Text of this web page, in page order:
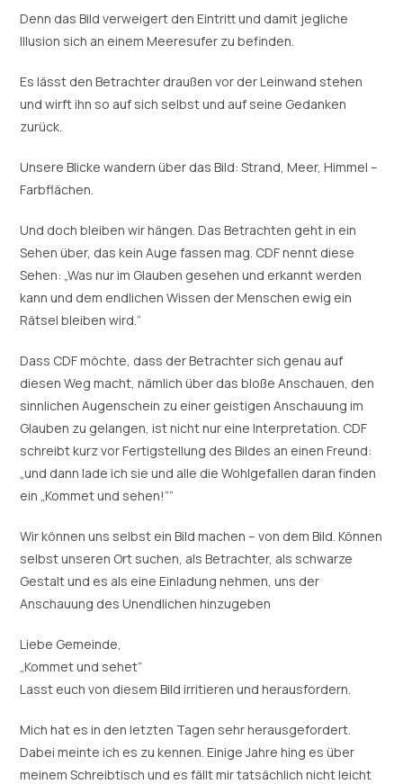
Denn das Bild verweigert den Eintritt und damit jegliche
Illusion sich an einem Meeresufer zu befinden.
Es lässt den Betrachter draußen vor der Leinwand stehen
und wirft ihn so auf sich selbst und auf seine Gedanken
zurück.
Unsere Blicke wandern über das Bild: Strand, Meer, Himmel –
Farbflächen.
Und doch bleiben wir hängen. Das Betrachten geht in ein
Sehen über, das kein Auge fassen mag. CDF nennt diese
Sehen: „Was nur im Glauben gesehen und erkannt werden
kann und dem endlichen Wissen der Menschen ewig ein
Rätsel bleiben wird.“
Dass CDF möchte, dass der Betrachter sich genau auf
diesen Weg macht, nämlich über das bloße Anschauen, den
sinnlichen Augenschein zu einer geistigen Anschauung im
Glauben zu gelangen, ist nicht nur eine Interpretation. CDF
schreibt kurz vor Fertigstellung des Bildes an einen Freund:
„und dann lade ich sie und alle die Wohlgefallen daran finden
ein „Kommet und sehen!““
Wir können uns selbst ein Bild machen – von dem Bild. Können
selbst unseren Ort suchen, als Betrachter, als schwarze
Gestalt und es als eine Einladung nehmen, uns der
Anschauung des Unendlichen hinzugeben
Liebe Gemeinde,
„Kommet und sehet“
Lasst euch von diesem Bild irritieren und herausfordern.
Mich hat es in den letzten Tagen sehr herausgefordert.
Dabei meinte ich es zu kennen. Einige Jahre hing es über
meinem Schreibtisch und es fällt mir tatsächlich nicht leicht